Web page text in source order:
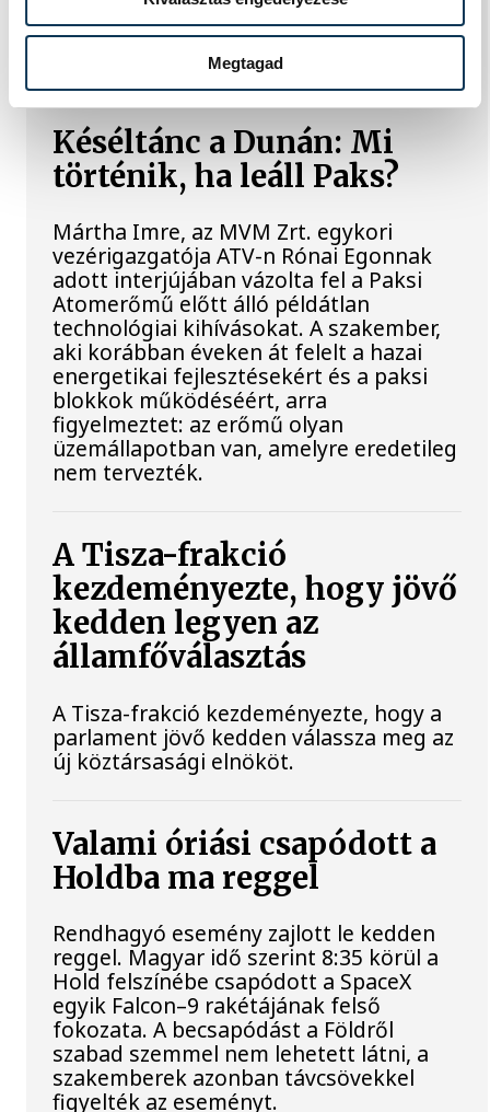
Megtagad
motorkerékpárbukkant elő a Batthyány
téri rakpart sziklái alól, máshol pedig
egy közel féltonnás brit akna került elő.
Késéltánc a Dunán: Mi
történik, ha leáll Paks?
Mártha Imre, az MVM Zrt. egykori
vezérigazgatója ATV-n Rónai Egonnak
adott interjújában vázolta fel a Paksi
Atomerőmű előtt álló példátlan
technológiai kihívásokat. A szakember,
aki korábban éveken át felelt a hazai
energetikai fejlesztésekért és a paksi
blokkok működéséért, arra
figyelmeztet: az erőmű olyan
üzemállapotban van, amelyre eredetileg
nem tervezték.
A Tisza-frakció
kezdeményezte, hogy jövő
kedden legyen az
államfőválasztás
A Tisza-frakció kezdeményezte, hogy a
parlament jövő kedden válassza meg az
új köztársasági elnököt.
Valami óriási csapódott a
Holdba ma reggel
Rendhagyó esemény zajlott le kedden
reggel. Magyar idő szerint 8:35 körül a
Hold felszínébe csapódott a SpaceX
egyik Falcon–9 rakétájának felső
fokozata. A becsapódást a Földről
szabad szemmel nem lehetett látni, a
szakemberek azonban távcsövekkel
figyelték az eseményt.